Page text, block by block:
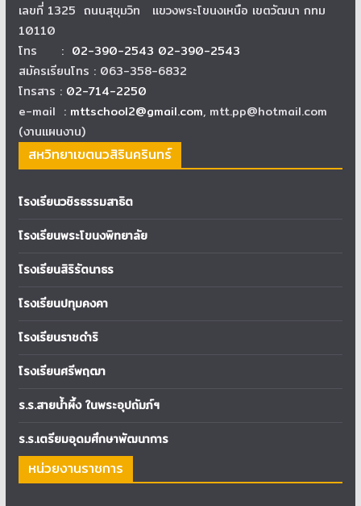
เลขที่ 1325 ถนนสุขุมวิท แขวงพระโขนงเหนือ เขตวัฒนา กทม
10110
โทร : 02-390-2543 02-390-2543
สมัครเรียนโทร : 063-358-6832
โทรสาร : 02-714-2250
e-mail : mttschool2@gmail.com, mtt.pp@hotmail.com
(งานแผนงาน)
สหวิทยาเขตนวสิรินครินทร์
โรงเรียนวชิรธรรมสาธิต
โรงเรียนพระโขนงพิทยาลัย
โรงเรียนสิริรัตนาธร
โรงเรียนปทุมคงคา
โรงเรียนราชดำริ
โรงเรียนศรีพฤฒา
ร.ร.สายน้ำผึ้ง ในพระอุปถัมภ์ฯ
ร.ร.เตรียมอุดมศึกษาพัฒนาการ
หน่วยงานราชการ